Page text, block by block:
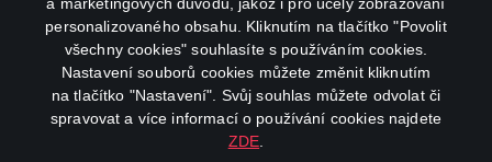
personalizovaného obsahu. Kliknutím na tlačítko "Povolit
všechny cookies" souhlasíte s používáním cookies.
Nastavení souborů cookies můžete změnit kliknutím
na tlačítko "Nastavení". Svůj souhlas můžete odvolat či
spravovat a více informací o používání cookies najdete
ZDE
youtube